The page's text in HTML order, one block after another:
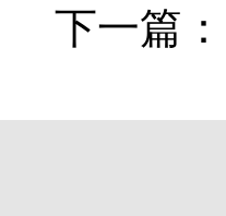
下一篇：